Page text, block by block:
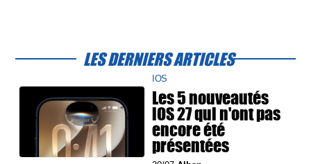
LES DERNIERS ARTICLES
IOS
Les 5 nouveautés
iOS 27 qui n'ont pas
encore été
présentées